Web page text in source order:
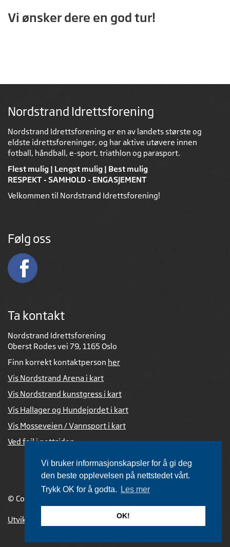
Vi bruker informasjonskapsler for å gi deg
den beste opplevelsen på nettstedet vårt.
Trykk OK for å godta.
Les mer
OK!
Vi ønsker dere en god tur!
Nordstrand Idrettsforening
Nordstrand Idrettsforening er en av landets største og
eldste idrettsforeninger, og har aktive utøvere innen
fotball, håndball, e-sport, triathlon og parasport.
Flest mulig | Lengst mulig | Best mulig
RESPEKT - SAMHOLD - ENGASJEMENT
Velkommen til Nordstrand Idrettsforening!
Følg oss
Ta kontakt
Nordstrand Idrettsforening
Oberst Rodes vei 79, 1165 Oslo
Finn korrekt kontaktperson her
Vis Nordstrand Arena i kart
Vis Nordstrand kunstgress i kart
Vis Hallager og Hundejordet i kart
Vis Mosseveien / Vannsport i kart
Ved feil i nettsiden
© Copyright 2026 |
Utviklet av Netlab publiseres med eRedaktør